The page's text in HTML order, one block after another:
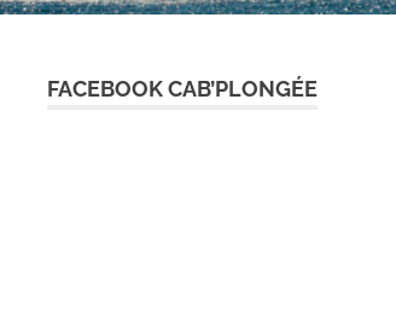
FACEBOOK CAB’PLONGÉE